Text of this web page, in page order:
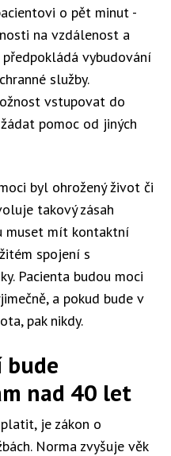
o pět minut -
na vzdálenost a
vybudování
služby.
vstupovat do
pomoc od jiných
byl ohrožený život či
takový zásah
muset mít kontaktní
spojení s
Pacienta budou moci
a pokud bude v
pak nikdy.
bude
nad 40 let
je zákon o
Norma zvyšuje věk